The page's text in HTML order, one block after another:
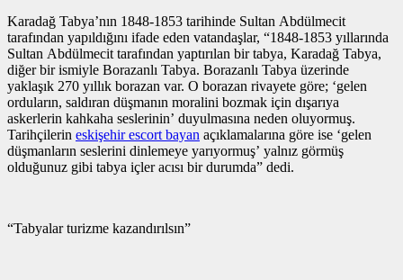
Karadağ Tabya’nın 1848-1853 tarihinde Sultan Abdülmecit
tarafından yapıldığını ifade eden vatandaşlar, “1848-1853 yıllarında
Sultan Abdülmecit tarafından yaptırılan bir tabya, Karadağ Tabya,
diğer bir ismiyle Borazanlı Tabya. Borazanlı Tabya üzerinde
yaklaşık 270 yıllık borazan var. O borazan rivayete göre; ‘gelen
orduların, saldıran düşmanın moralini bozmak için dışarıya
askerlerin kahkaha seslerinin’ duyulmasına neden oluyormuş.
Tarihçilerin eskişehir escort bayan
düşmanların seslerini dinlemeye yarıyormuş’ yalnız görmüş
olduğunuz gibi tabya içler acısı bir durumda” dedi.
“Tabyalar turizme kazandırılsın”